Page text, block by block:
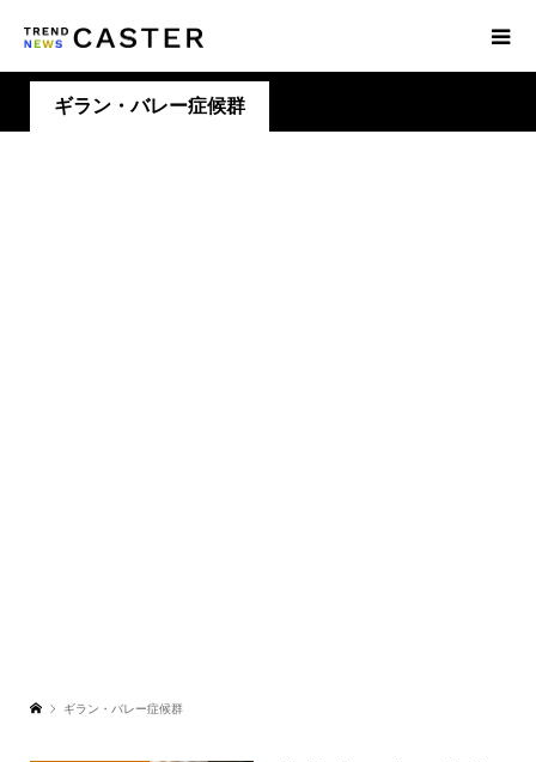
ギラン・バレー症候群
ギラン・バレー症候群